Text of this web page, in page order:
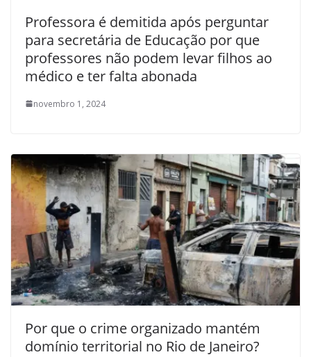
Professora é demitida após perguntar
para secretária de Educação por que
professores não podem levar filhos ao
médico e ter falta abonada
novembro 1, 2024
Por que o crime organizado mantém
domínio territorial no Rio de Janeiro?